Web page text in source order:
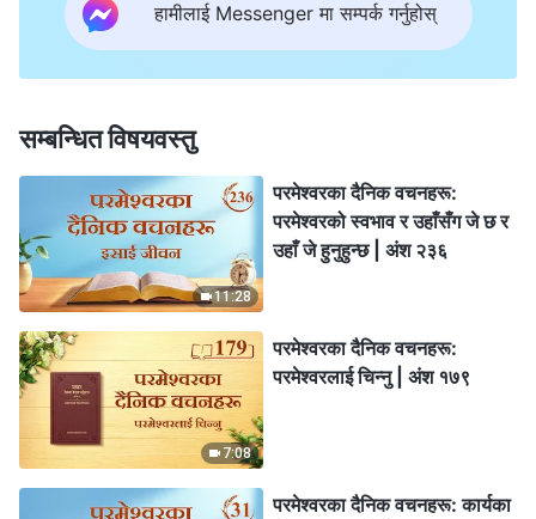
हामीलाई Messenger मा सम्पर्क गर्नुहोस्
सम्बन्धित विषयवस्तु
11:28
परमेश्‍वरका दैनिक वचनहरू:
परमेश्‍वरको स्वभाव र उहाँसँग जे छ र
उहाँ जे हुनुहुन्छ | अंश २३६
7:08
परमेश्‍वरका दैनिक वचनहरू:
परमेश्‍वरलाई चिन्‍नु | अंश १७९
परमेश्‍वरका दैनिक वचनहरू: कार्यका